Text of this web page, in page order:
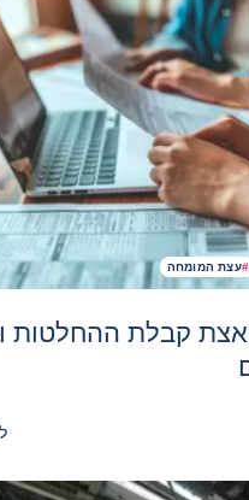
#עצת המומחה
קבלת ההחלטות